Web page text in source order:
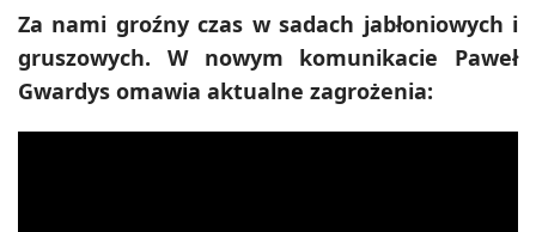
Za nami groźny czas w sadach jabłoniowych i
gruszowych. W nowym komunikacie Paweł
Gwardys omawia aktualne zagrożenia: